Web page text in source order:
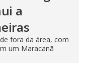
a
fora da área, com
um Maracanã